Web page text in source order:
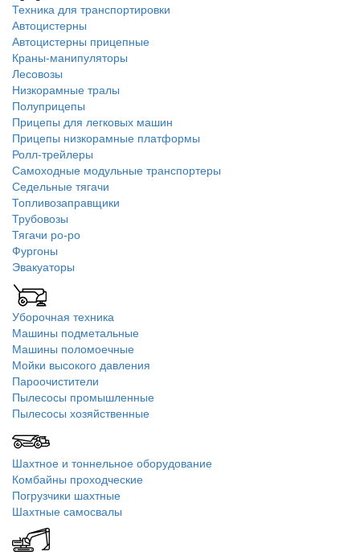
Техника для транспортировки
Автоцистерны
Автоцистерны прицепные
Краны-манипуляторы
Лесовозы
Низкорамные тралы
Полуприцепы
Прицепы для легковых машин
Прицепы низкорамные платформы
Ролл-трейлеры
Самоходные модульные транспортеры
Седельные тягачи
Топливозаправщики
Трубовозы
Тягачи ро-ро
Фургоны
Эвакуаторы
Уборочная техника
Машины подметальные
Машины поломоечные
Мойки высокого давления
Пароочистители
Пылесосы промышленные
Пылесосы хозяйственные
Шахтное и тоннельное оборудование
Комбайны проходческие
Погрузчики шахтные
Шахтные самосвалы